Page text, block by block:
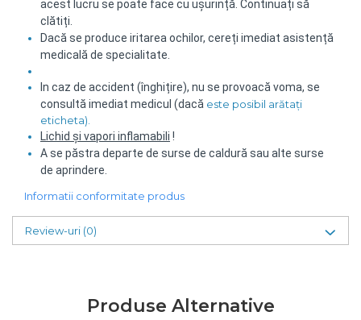
acest lucru se poate face cu ușurință. Continuați să
clătiți.
Dacă se produce iritarea ochilor, cereți imediat asistență
medicală de specialitate.
In caz de accident (înghițire), nu se provoacă voma, se
consultă imediat medicul (dacă este posibil arătați
eticheta).
Lichid și vapori inflamabili !
A se păstra departe de surse de caldură sau alte surse
de aprindere.
Informatii conformitate produs
Review-uri (0)
Produse Alternative